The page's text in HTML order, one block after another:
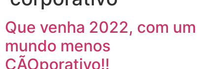
Que venha 2022, com um
mundo menos
CÃOporativo!!